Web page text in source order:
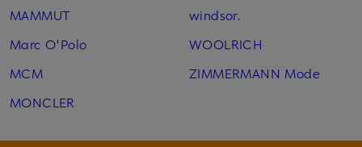
MAMMUT
Marc O'Polo
MCM
MONCLER
windsor.
WOOLRICH
ZIMMERMANN Mode